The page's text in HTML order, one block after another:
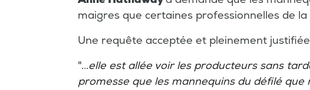
maigres que certaines professionnelles de la
Une requête acceptée et pleinement
"...elle est allée voir les producteurs sans
promesse que les mannequins du défilé